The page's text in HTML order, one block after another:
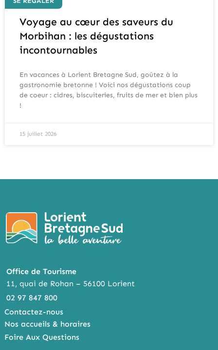
Voyage au cœur des saveurs du
Morbihan : les dégustations
incontournables
En vacances à Lorient Bretagne Sud, goûtez à la
gastronomie bretonne ! Voici nos dégustations coup
de coeur : cidres, biscuiteries, fruits de mer et bien plus
!
15 juillet 2026
Office de Tourisme
11, quai de Rohan – 56100 Lorient
02 97 847 800
Contactez-nous
Nos accueils & horaires
Foire Aux Questions